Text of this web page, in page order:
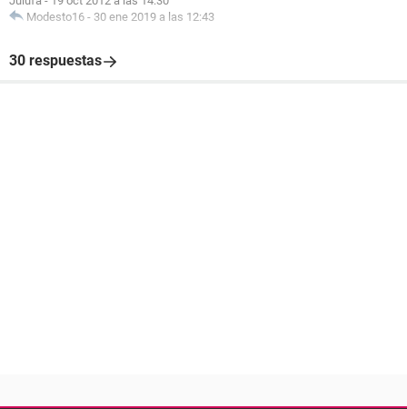
Modesto16 - 30 ene 2019 a las 12:43
30 respuestas